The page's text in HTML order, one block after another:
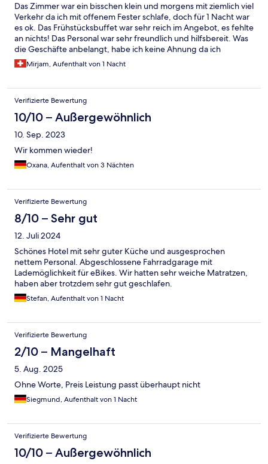
Das Zimmer war ein bisschen klein und morgens mit ziemlich viel
Verkehr da ich mit offenem Fester schlafe, doch für 1 Nacht war
es ok. Das Frühstücksbuffet war sehr reich im Angebot, es fehlte
an nichts! Das Personal war sehr freundlich und hilfsbereit. Was
die Geschäfte anbelangt, habe ich keine Ahnung da ich
morgens sofort wieder abgefahren bin.
Mirjam, Aufenthalt von 1 Nacht
Verifizierte Bewertung
10/10 – Außergewöhnlich
10. Sep. 2023
Wir kommen wieder!
Oxana, Aufenthalt von 3 Nächten
Verifizierte Bewertung
8/10 – Sehr gut
12. Juli 2024
Schönes Hotel mit sehr guter Küche und ausgesprochen
nettem Personal. Abgeschlossene Fahrradgarage mit
Lademöglichkeit für eBikes. Wir hatten sehr weiche Matratzen,
haben aber trotzdem sehr gut geschlafen.
Stefan, Aufenthalt von 1 Nacht
Verifizierte Bewertung
2/10 – Mangelhaft
5. Aug. 2025
Ohne Worte, Preis Leistung passt überhaupt nicht
Siegmund, Aufenthalt von 1 Nacht
Verifizierte Bewertung
10/10 – Außergewöhnlich